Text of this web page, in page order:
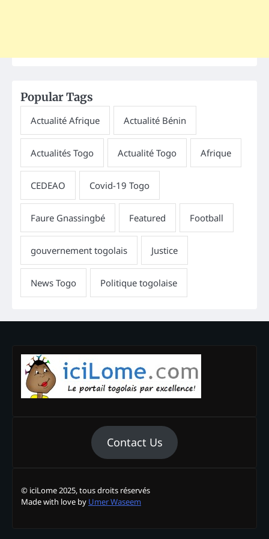
Popular Tags
Contact Us
© iciLome 2025, tous droits réservés
Made with love by Umer Waseem